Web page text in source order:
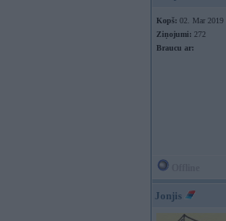
Kopš: 02. Mar 2019
Ziņojumi: 272
Braucu ar:
Jonjis